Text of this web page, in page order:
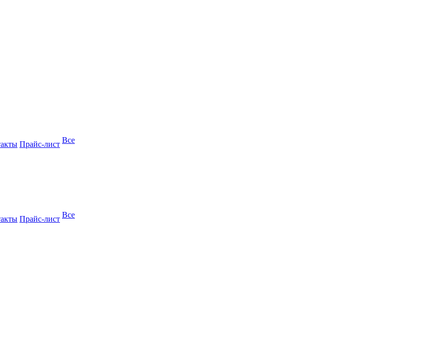
Прайс-лист Все
Прайс-лист Все